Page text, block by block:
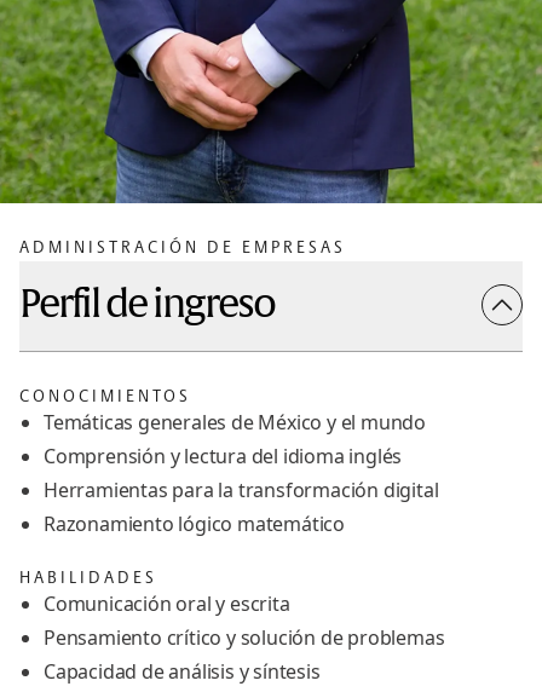
ADMINISTRACIÓN DE EMPRESAS
Perfil de ingreso
CONOCIMIENTOS
Temáticas generales de México y el mundo
Comprensión y lectura del idioma inglés
Herramientas para la transformación digital
Razonamiento lógico matemático
HABILIDADES
Comunicación oral y escrita
Pensamiento crítico y solución de problemas
Capacidad de análisis y síntesis